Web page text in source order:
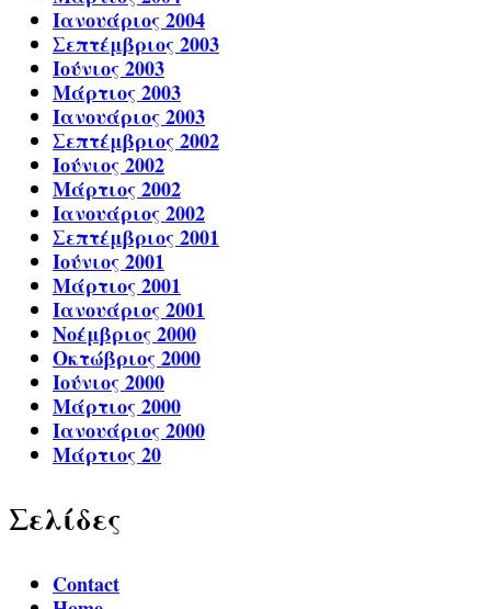
Ιανουάριος 2004
Σεπτέμβριος 2003
Ιούνιος 2003
Μάρτιος 2003
Ιανουάριος 2003
Σεπτέμβριος 2002
Ιούνιος 2002
Μάρτιος 2002
Ιανουάριος 2002
Σεπτέμβριος 2001
Ιούνιος 2001
Μάρτιος 2001
Ιανουάριος 2001
Νοέμβριος 2000
Οκτώβριος 2000
Ιούνιος 2000
Μάρτιος 2000
Ιανουάριος 2000
Μάρτιος 20
Σελίδες
Contact